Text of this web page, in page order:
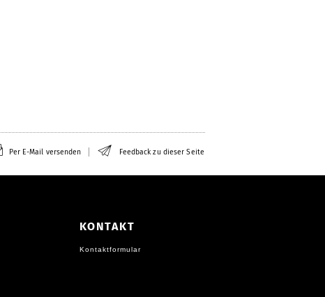
Per E-Mail versenden Feedback zu dieser Seite
KONTAKT
Kontaktformular